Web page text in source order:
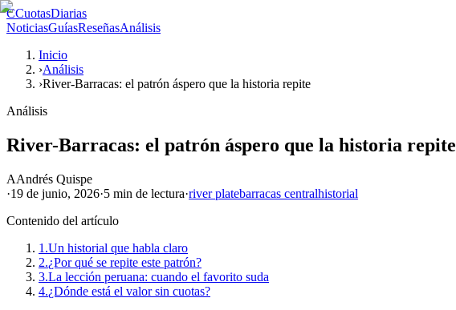
CCuotasDiarias
NoticiasGuíasReseñasAnálisis
Inicio
›Análisis
›River-Barracas: el patrón áspero que la historia repite
Análisis
River-Barracas: el patrón áspero que la historia repite
AAndrés Quispe
·19 de junio, 2026·5 min de lectura·river platebarracas centralhistorial
Contenido del artículo
1.Un historial que habla claro
2.¿Por qué se repite este patrón?
3.La lección peruana: cuando el favorito suda
4.¿Dónde está el valor sin cuotas?